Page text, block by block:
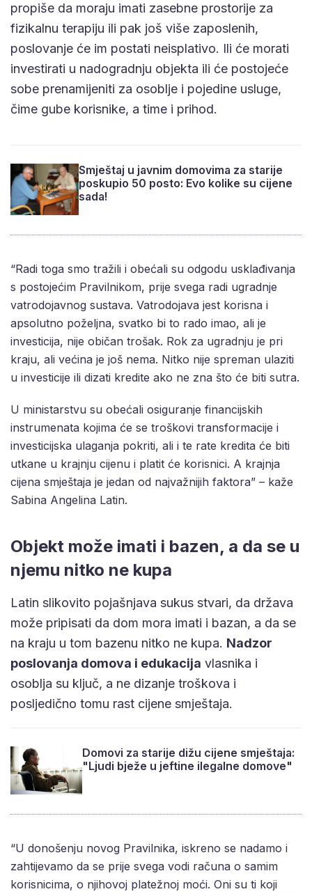
propiše da moraju imati zasebne prostorije za
fizikalnu terapiju ili pak još više zaposlenih,
poslovanje će im postati neisplativo. Ili će morati
investirati u nadogradnju objekta ili će postojeće
sobe prenamijeniti za osoblje i pojedine usluge,
čime gube korisnike, a time i prihod.
Smještaj u javnim domovima za starije
poskupio 50 posto: Evo kolike su cijene
sada!
“Radi toga smo tražili i obećali su odgodu usklađivanja
s postojećim Pravilnikom, prije svega radi ugradnje
vatrodojavnog sustava. Vatrodojava jest korisna i
apsolutno poželjna, svatko bi to rado imao, ali je
investicija, nije običan trošak. Rok za ugradnju je pri
kraju, ali većina je još nema. Nitko nije spreman ulaziti
u investicije ili dizati kredite ako ne zna što će biti sutra.
U ministarstvu su obećali osiguranje financijskih
instrumenata kojima će se troškovi transformacije i
investicijska ulaganja pokriti, ali i te rate kredita će biti
utkane u krajnju cijenu i platit će korisnici. A krajnja
cijena smještaja je jedan od najvažnijih faktora” – kaže
Sabina Angelina Latin.
Objekt može imati i bazen, a da se u
njemu nitko ne kupa
Latin slikovito pojašnjava sukus stvari, da država
može pripisati da dom mora imati i bazan, a da se
na kraju u tom bazenu nitko ne kupa. Nadzor
poslovanja domova i edukacija vlasnika i
osoblja su ključ, a ne dizanje troškova i
posljedično tomu rast cijene smještaja.
Domovi za starije dižu cijene smještaja:
"Ljudi bježe u jeftine ilegalne domove"
“U donošenju novog Pravilnika, iskreno se nadamo i
zahtijevamo da se prije svega vodi računa o samim
korisnicima, o njihovoj platežnoj moći. Oni su ti koji